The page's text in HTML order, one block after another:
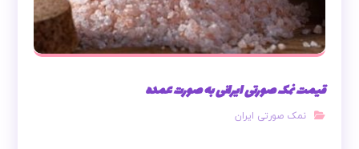
قیمت نمک صورتی ایرانی به صورت عمده
نمک صورتی ایران